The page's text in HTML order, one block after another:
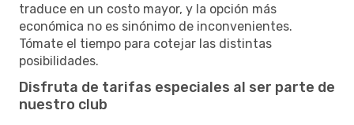
traduce en un costo mayor, y la opción más
económica no es sinónimo de inconvenientes.
Tómate el tiempo para cotejar las distintas
posibilidades.
Disfruta de tarifas especiales al ser parte de
nuestro club